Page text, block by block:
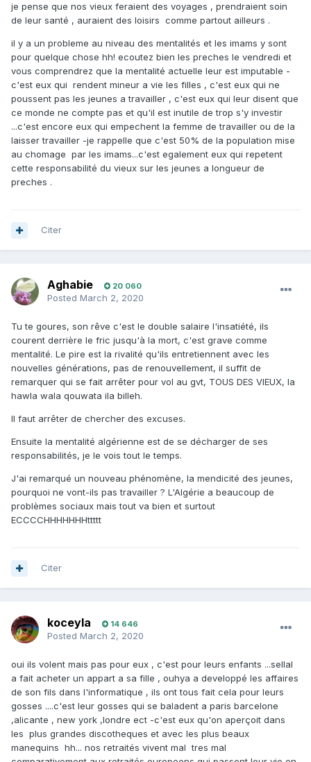
je pense que nos vieux feraient des voyages , prendraient soin
de leur santé , auraient des loisirs comme partout ailleurs .
il y a un probleme au niveau des mentalités et les imams y sont
pour quelque chose hh! ecoutez bien les preches le vendredi et
vous comprendrez que la mentalité actuelle leur est imputable -
c'est eux qui rendent mineur a vie les filles , c'est eux qui ne
poussent pas les jeunes a travailler , c'est eux qui leur disent que
ce monde ne compte pas et qu'il est inutile de trop s'y investir
...c'est encore eux qui empechent la femme de travailler ou de la
laisser travailler -je rappelle que c'est 50% de la population mise
au chomage par les imams...c'est egalement eux qui repetent
cette responsabilité du vieux sur les jeunes a longueur de
preches .
Citer
Aghabie 20 060
Posted March 2, 2020
Tu te goures, son rêve c'est le double salaire l'insatiété, ils
courent derrière le fric jusqu'à la mort, c'est grave comme
mentalité. Le pire est la rivalité qu'ils entretiennent avec les
nouvelles générations, pas de renouvellement, il suffit de
remarquer qui se fait arrêter pour vol au gvt, TOUS DES VIEUX, la
hawla wala qouwata ila billeh.
Il faut arrêter de chercher des excuses.
Ensuite la mentalité algérienne est de se décharger de ses
responsabilités, je le vois tout le temps.
J'ai remarqué un nouveau phénomène, la mendicité des jeunes,
pourquoi ne vont-ils pas travailler ? L'Algérie a beaucoup de
problèmes sociaux mais tout va bien et surtout
ECCCCHHHHHHHttttt
Citer
koceyla 14 646
Posted March 2, 2020
oui ils volent mais pas pour eux , c'est pour leurs enfants ...sellal
a fait acheter un appart a sa fille , ouhya a developpé les affaires
de son fils dans l'informatique , ils ont tous fait cela pour leurs
gosses ....c'est leur gosses qui se baladent a paris barcelone
,alicante , new york ,londre ect -c'est eux qu'on aperçoit dans
les plus grandes discotheques et avec les plus beaux
manequins hh... nos retraités vivent mal tres mal